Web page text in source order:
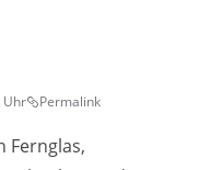
Uhr Permalink
Fernglas,